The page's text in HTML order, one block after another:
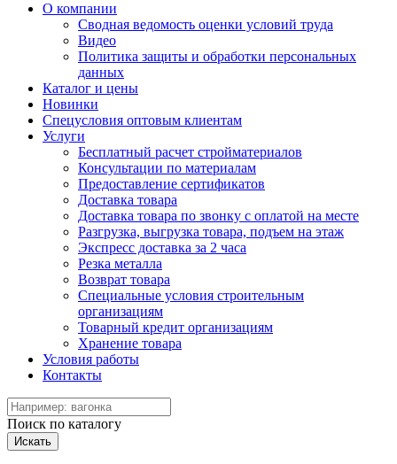
О компании
Сводная ведомость оценки условий труда
Видео
Политика защиты и обработки персональных
данных
Каталог и цены
Новинки
Спецусловия оптовым клиентам
Услуги
Бесплатный расчет стройматериалов
Консультации по материалам
Предоставление сертификатов
Доставка товара
Доставка товара по звонку с оплатой на месте
Разгрузка, выгрузка товара, подъем на этаж
Экспресс доставка за 2 часа
Резка металла
Возврат товара
Специальные условия строительным
организациям
Товарный кредит организациям
Хранение товара
Условия работы
Контакты
Поиск по каталогу
Искать